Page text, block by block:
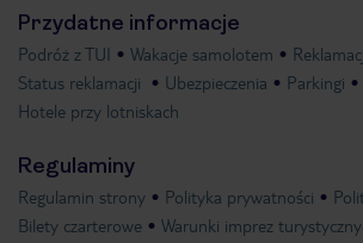
Przydatne informacje
Podróż z TUI Wakacje samolotem
Status reklamacji
Ubezpieczenia
Parkingi
Hotele przy lotniskach
Regulaminy
Regulamin strony Polityka prywatności
Bilety czarterowe
Warunki imprez